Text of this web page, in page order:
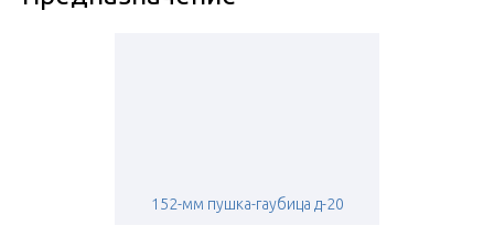
152-мм пушка-гаубица д-20